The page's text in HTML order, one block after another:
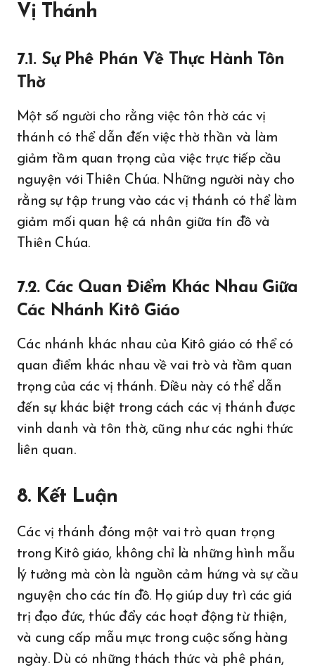
Vị Thánh
7.1. Sự Phê Phán Về Thực Hành Tôn
Thờ
Một số người cho rằng việc tôn thờ các vị
thánh có thể dẫn đến việc thờ thần và làm
giảm tầm quan trọng của việc trực tiếp cầu
nguyện với Thiên Chúa. Những người này cho
rằng sự tập trung vào các vị thánh có thể làm
giảm mối quan hệ cá nhân giữa tín đồ và
Thiên Chúa.
7.2. Các Quan Điểm Khác Nhau Giữa
Các Nhánh Kitô Giáo
Các nhánh khác nhau của Kitô giáo có thể có
quan điểm khác nhau về vai trò và tầm quan
trọng của các vị thánh. Điều này có thể dẫn
đến sự khác biệt trong cách các vị thánh được
vinh danh và tôn thờ, cũng như các nghi thức
liên quan.
8. Kết Luận
Các vị thánh đóng một vai trò quan trọng
trong Kitô giáo, không chỉ là những hình mẫu
lý tưởng mà còn là nguồn cảm hứng và sự cầu
nguyện cho các tín đồ. Họ giúp duy trì các giá
trị đạo đức, thúc đẩy các hoạt động từ thiện,
và cung cấp mẫu mực trong cuộc sống hàng
ngày. Dù có những thách thức và phê phán,